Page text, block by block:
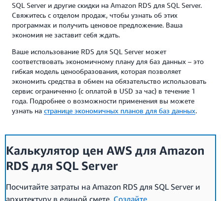
SQL Server и другие скидки на Amazon RDS для SQL Server.
Свяжитесь с отделом продаж, чтобы узнать об этих
программах и получить ценовое предложение. Ваша
экономия не заставит себя ждать.
Ваше использование RDS для SQL Server может
соответствовать экономичному плану для баз данных – это
гибкая модель ценообразования, которая позволяет
экономить средства в обмен на обязательство использовать
сервис ограниченно (с оплатой в USD за час) в течение 1
года. Подробнее о возможности применения вы можете
узнать на странице экономичных планов для баз данных.
Калькулятор цен AWS для Amazon
RDS для SQL Server
Посчитайте затраты на Amazon RDS для SQL Server и
архитектуру в единой смете. Создайте